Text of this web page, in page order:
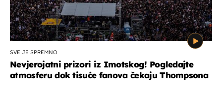
SVE JE SPREMNO
Nevjerojatni prizori iz Imotskog! Pogledajte
atmosferu dok tisuće fanova čekaju Thompsona